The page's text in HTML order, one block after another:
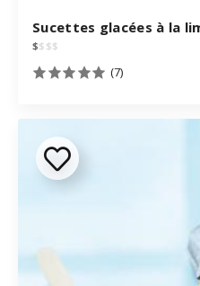
Sucettes glacées à la
$$ $$
(7)